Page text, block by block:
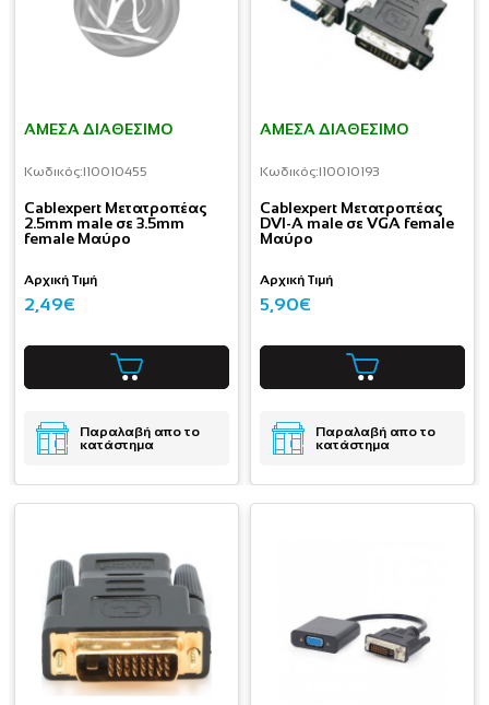
ΆΜΕΣΑ ΔΙΑΘΈΣΙΜΟ
Κωδικός:I10010455
Cablexpert Μετατροπέας
2.5mm male σε 3.5mm
female Μαύρο
Αρχική Τιμή
2,49€
Παραλαβή απο το
κατάστημα
ΆΜΕΣΑ ΔΙΑΘΈΣΙΜΟ
Κωδικός:I10010193
Cablexpert Μετατροπέας
DVI-A male σε VGA female
Μαύρο
Αρχική Τιμή
5,90€
Παραλαβή απο το
κατάστημα